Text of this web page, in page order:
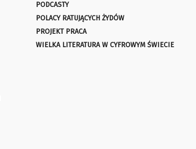
PODCASTY
POLACY RATUJĄCYCH ŻYDÓW
PROJEKT PRACA
WIELKA LITERATURA W CYFROWYM ŚWIECIE